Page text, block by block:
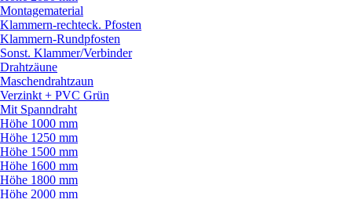
Montagematerial
Klammern-rechteck. Pfosten
Klammern-Rundpfosten
Sonst. Klammer/Verbinder
Drahtzäune
Maschendrahtzaun
Verzinkt + PVC Grün
Mit Spanndraht
Höhe 1000 mm
Höhe 1250 mm
Höhe 1500 mm
Höhe 1600 mm
Höhe 1800 mm
Höhe 2000 mm